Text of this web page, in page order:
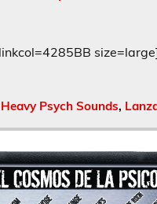
Heavy Psych Sounds,